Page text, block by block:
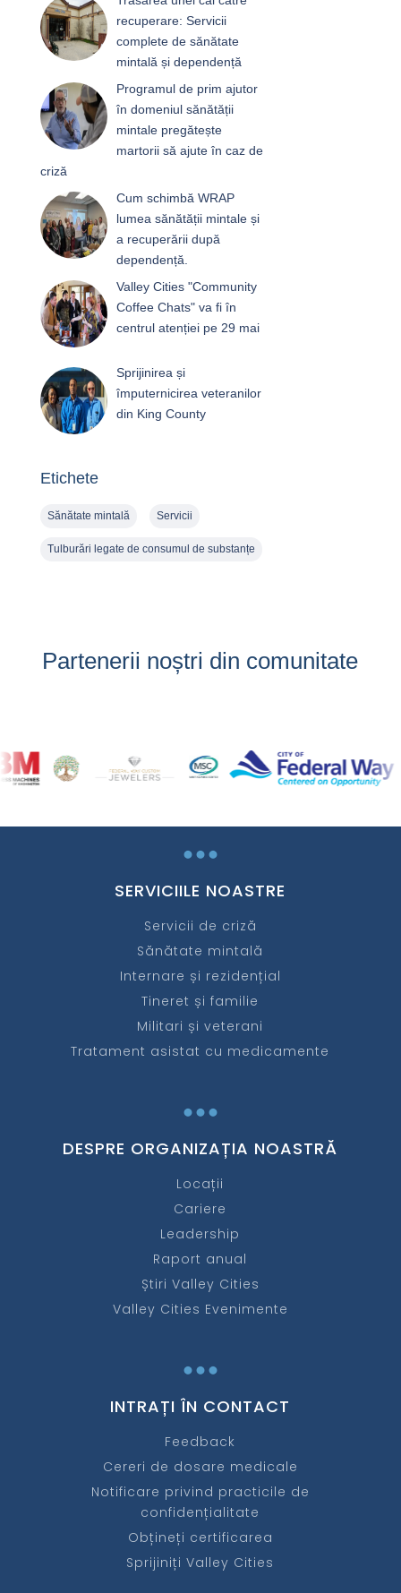
recuperare: Servicii
complete de sănătate
mintală și dependență
Programul de prim ajutor
în domeniul sănătății
mintale pregătește
martorii să ajute în caz de
criză
Cum schimbă WRAP
lumea sănătății mintale și
a recuperării după
dependență.
Valley Cities "Community
Coffee Chats" va fi în
centrul atenției pe 29 mai
Sprijinirea și
împuternicirea veteranilor
din King County
Etichete
Sănătate mintală Servicii
Tulburări legate de consumul de substanțe
Partenerii noștri din comunitate
...
SERVICIILE NOASTRE
Servicii de criză
Sănătate mintală
Internare și rezidențial
Tineret și familie
Militari și veterani
Tratament asistat cu medicamente
...
DESPRE ORGANIZAȚIA NOASTRĂ
Locații
Cariere
Leadership
Raport anual
Știri Valley Cities
Valley Cities Evenimente
...
INTRAȚI ÎN CONTACT
Feedback
Cereri de dosare medicale
Notificare privind practicile de
confidențialitate
Obțineți certificarea
Sprijiniți Valley Cities